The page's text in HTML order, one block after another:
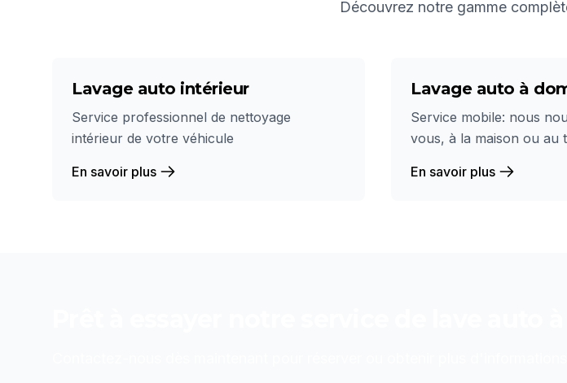
Découvrez notre gamme
Lavage auto intérieur
Service professionnel de nettoyage
intérieur de votre véhicule
En savoir plus
Lavage auto à
Service mobile: nous
vous, à la maison ou au
En savoir plus